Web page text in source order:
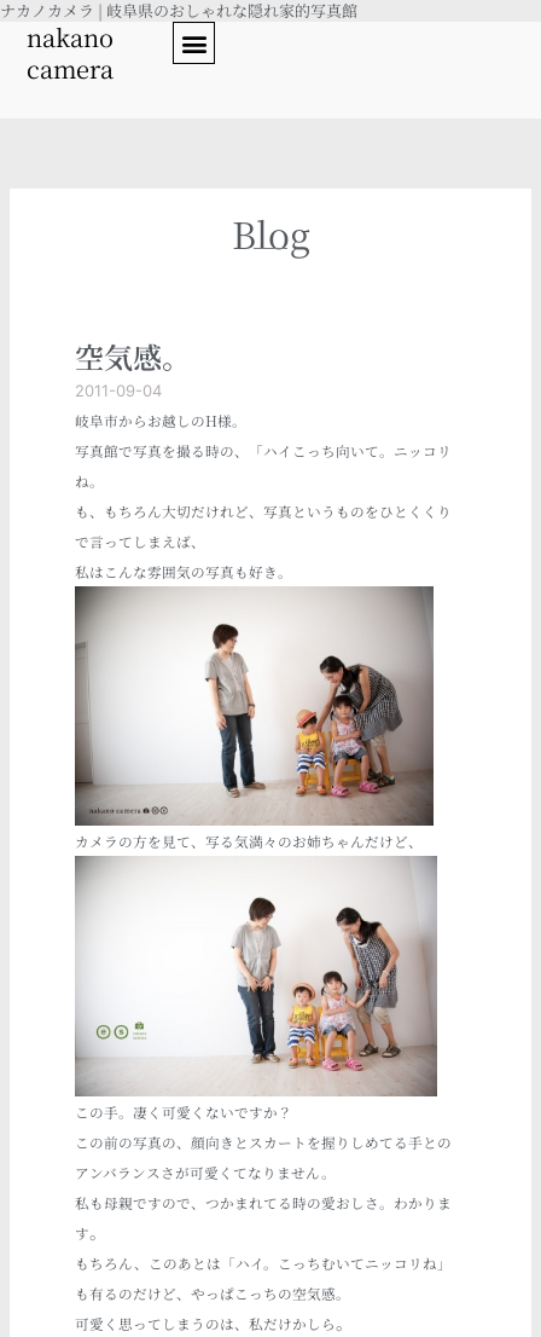
内
ナカノカメラ | 岐阜県のおしゃれな隠れ家的写真館
nakano
camera
Blog
空気感。
2011-09-04
岐阜市からお越しのH様。
写真館で写真を撮る時の、「ハイこっち向いて。ニッコリ
ね。
も、もちろん大切だけれど、写真というものをひとくくり
で言ってしまえば、
私はこんな雰囲気の写真も好き。
カメラの方を見て、写る気満々のお姉ちゃんだけど、
この手。凄く可愛くないですか？
この前の写真の、顔向きとスカートを握りしめてる手との
アンバランスさが可愛くてなりません。
私も母親ですので、つかまれてる時の愛おしさ。わかりま
す。
もちろん、このあとは「ハイ。こっちむいてニッコリね」
も有るのだけど、やっぱこっちの空気感。
可愛く思ってしまうのは、私だけかしら。